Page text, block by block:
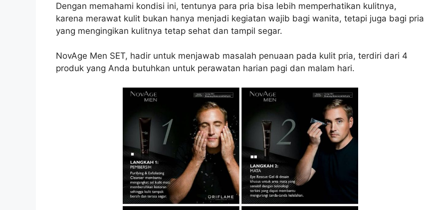
Dengan memahami kondisi ini, tentunya para pria bisa lebih memperhatikan kulitnya,
karena merawat kulit bukan hanya menjadi kegiatan wajib bagi wanita, tetapi juga bagi pria
yang mengingikan kulitnya tetap sehat dan tampil segar.
NovAge Men SET, hadir untuk menjawab masalah penuaan pada kulit pria, terdiri dari 4
produk yang Anda butuhkan untuk perawatan harian pagi dan malam hari.